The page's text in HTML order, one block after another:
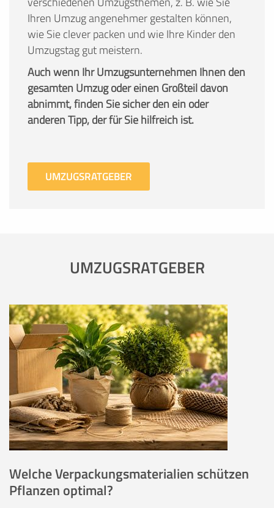
Ihren Umzug angenehmer gestalten können,
wie Sie clever packen und wie Ihre Kinder den
Umzugstag gut meistern.
Auch wenn Ihr Umzugsunternehmen Ihnen den
gesamten Umzug oder einen Großteil davon
abnimmt, finden Sie sicher den ein oder
anderen Tipp, der für Sie hilfreich ist.
UMZUGSRATGEBER
UMZUGSRATGEBER
Welche Verpackungsmaterialien schützen
Pflanzen optimal?